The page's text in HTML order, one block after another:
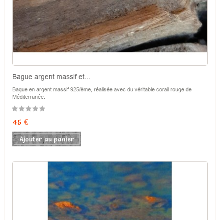
Bague argent massif et...
Bague en argent massif 925/ème, réalisée avec du véritable corail rouge de
Méditerranée.
Prix
45 €
Ajouter au panier